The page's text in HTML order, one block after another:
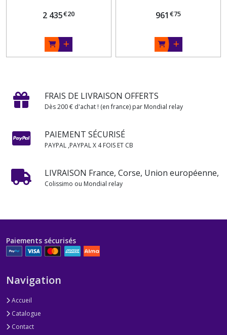
2 435€20 961 €75
FRAIS DE LIVRAISON OFFERTS
Dès 200 € d'achat ! (en france) par Mondial relay
PAIEMENT SÉCURISÉ
PAYPAL ,PAYPAL X 4 FOIS ET CB
LIVRAISON France, Corse, Union européenne,
Colissimo ou Mondial relay
Paiements sécurisés
Navigation
Accueil
Catalogue
Contact